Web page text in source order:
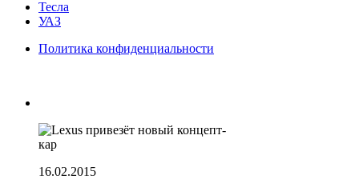
Тесла
УАЗ
Политика конфиденциальности
16.02.2015